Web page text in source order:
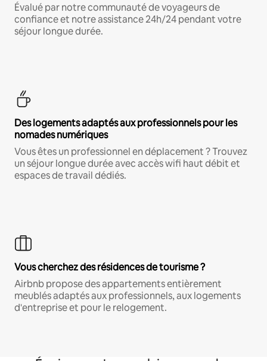
Évalué par notre communauté de voyageurs de
confiance et notre assistance 24h/24 pendant votre
séjour longue durée.
Des logements adaptés aux professionnels pour les
nomades numériques
Vous êtes un professionnel en déplacement ? Trouvez
un séjour longue durée avec accès wifi haut débit et
espaces de travail dédiés.
Vous cherchez des résidences de tourisme ?
Airbnb propose des appartements entièrement
meublés adaptés aux professionnels, aux logements
d'entreprise et pour le relogement.